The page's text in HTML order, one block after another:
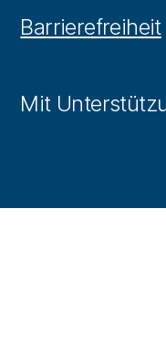
Barrierefreiheit
Mit